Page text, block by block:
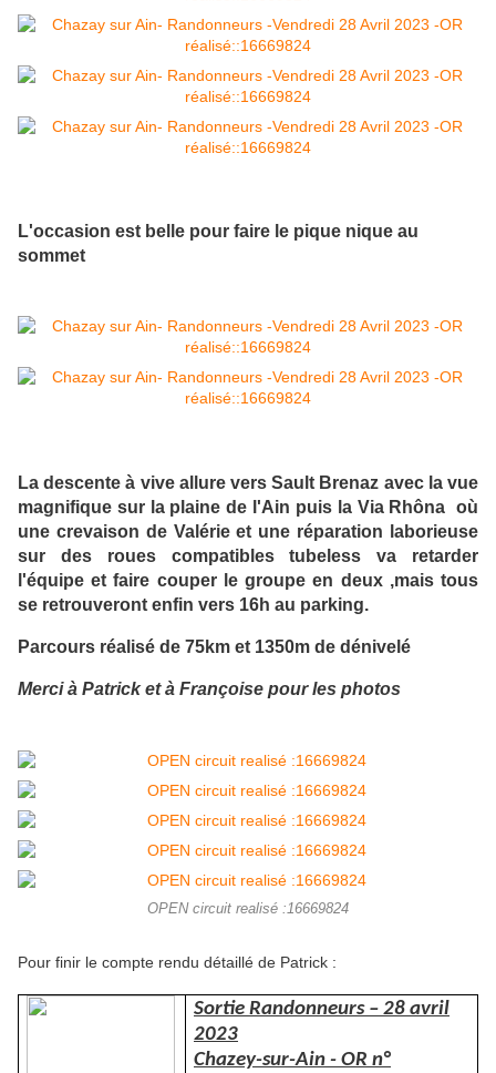
L'occasion est belle pour faire le pique nique au
sommet
La descente à vive allure vers Sault Brenaz avec la vue
magnifique sur la plaine de l'Ain puis la Via Rhôna où
une crevaison de Valérie et une réparation laborieuse
sur des roues compatibles tubeless va retarder
l'équipe et faire couper le groupe en deux ,mais tous
se retrouveront enfin vers 16h au parking.
Parcours réalisé de 75km et 1350m de dénivelé
Merci à Patrick et à Françoise pour les photos
OPEN circuit realisé :16669824
Pour finir le compte rendu détaillé de Patrick :
Sortie Randonneurs – 28 avril
2023
Chazey-sur-Ain - OR n°